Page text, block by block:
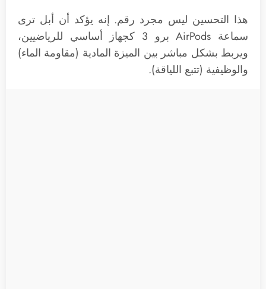
هذا التحسين ليس مجرد رقم. إنه يؤكد أن أبل ترى
سماعة AirPods برو 3 كجهاز أساسي للرياضيين،
ويربط بشكل مباشر بين الميزة المادية (مقاومة الماء)
والوظيفية (تتبع اللياقة).